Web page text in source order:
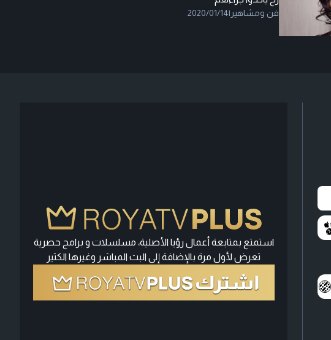
فن ومشاهير |
2020/01/14
استمتع بمتابعة أعمال رؤيا الأصلية، مسلسلات و برامج حصرية
تعرض لأول مرة بالإضافة إلى البث المباشر وغيرها الكثير